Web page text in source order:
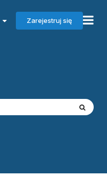
Zarejestruj się